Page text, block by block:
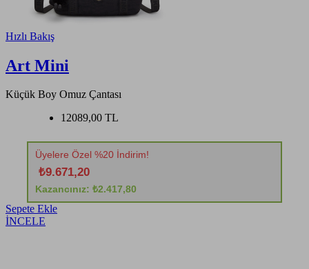
Hızlı Bakış
Art Mini
Küçük Boy Omuz Çantası
12089,00 TL
Üyelere Özel %20 İndirim!
₺9.671,20
Kazancınız: ₺2.417,80
Sepete Ekle
İNCELE